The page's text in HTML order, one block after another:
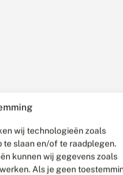
wij technologieën zoals
te slaan en/of te raadplegen.
kunnen wij gegevens zoals
Als je geen